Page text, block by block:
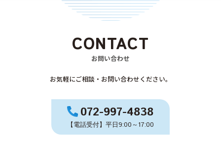
CONTACT
お問い合わせ
お気軽にご相談・お問い合わせください。
072-997-4838
【電話受付】平日9:00～17:00